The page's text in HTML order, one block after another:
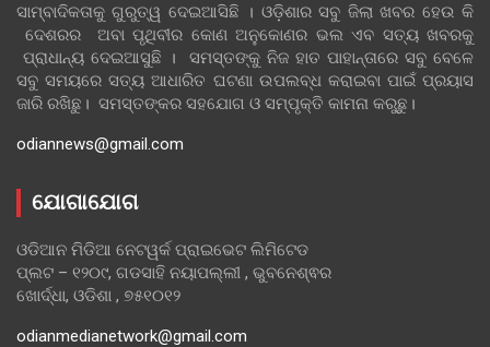
ସାମ୍ବାଦିକତାକୁ ଗୁରୁତ୍ୱ ଦେଇଆସିଛି । ଓଡ଼ିଶାର ସବୁ ଜିଲା ଖବର ହେଉ କି
ଦେଶରର ଅବା ପୃଥିବୀର କୋଣ ଅନୁକୋଣର ଭଲ ଏବ ସତ୍ୟ ଖବରକୁ
ପ୍ରାଧାନ୍ୟ ଦେଇଆସୁଛି । ସମସ୍ତଙ୍କୁ ନିଜ ହାତ ପାହାନ୍ତାରେ ସବୁ ବେଳେ
ସବୁ ସମୟରେ ସତ୍ୟ ଆଧାରିତ ଘଟଣା ଉପଲବ୍ଧ କରାଇବା ପାଇଁ ପ୍ରୟାସ
ଜାରି ରଖିଛୁ। ସମସ୍ତଙ୍କର ସହଯୋଗ ଓ ସମ୍ପୃକ୍ତି କାମନା କରୁଛୁ।
odiannews@gmail.com
ଯୋଗାଯୋଗ
ଓଡିଆନ ମିଡିଆ ନେଟୱର୍କ ପ୍ରାଇଭେଟ ଲିମିଟେଡ
ପ୍ଲଟ – ୧୨୦୯, ଗଡସାହି ନୟାପଲ୍ଲୀ , ଭୁବନେଶ୍ଵର
ଖୋର୍ଦ୍ଧା, ଓଡିଶା , ୭୫୧୦୧୨
odianmedianetwork@gmail.com